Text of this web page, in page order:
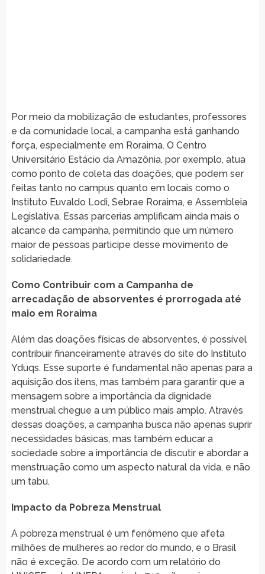
Por meio da mobilização de estudantes, professores
e da comunidade local, a campanha está ganhando
força, especialmente em Roraima. O Centro
Universitário Estácio da Amazônia, por exemplo, atua
como ponto de coleta das doações, que podem ser
feitas tanto no campus quanto em locais como o
Instituto Euvaldo Lodi, Sebrae Roraima, e Assembleia
Legislativa. Essas parcerias amplificam ainda mais o
alcance da campanha, permitindo que um número
maior de pessoas participe desse movimento de
solidariedade.
Como Contribuir com a Campanha de
arrecadação de absorventes é prorrogada até
maio em Roraima
Além das doações físicas de absorventes, é possível
contribuir financeiramente através do site do Instituto
Yduqs. Esse suporte é fundamental não apenas para a
aquisição dos itens, mas também para garantir que a
mensagem sobre a importância da dignidade
menstrual chegue a um público mais amplo. Através
dessas doações, a campanha busca não apenas suprir
necessidades básicas, mas também educar a
sociedade sobre a importância de discutir e abordar a
menstruação como um aspecto natural da vida, e não
um tabu.
Impacto da Pobreza Menstrual
A pobreza menstrual é um fenômeno que afeta
milhões de mulheres ao redor do mundo, e o Brasil
não é exceção. De acordo com um relatório do